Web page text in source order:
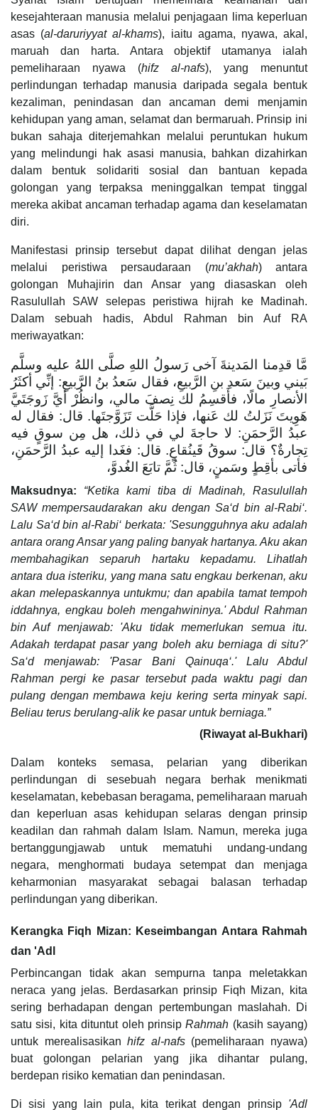
kesejahteraan manusia melalui penjagaan lima keperluan
asas (al-daruriyyat al-khams), iaitu agama, nyawa, akal,
maruah dan harta. Antara objektif utamanya ialah
pemeliharaan nyawa (hifz al-nafs), yang menuntut
perlindungan terhadap manusia daripada segala bentuk
kezaliman, penindasan dan ancaman demi menjamin
kehidupan yang aman, selamat dan bermaruah. Prinsip ini
bukan sahaja diterjemahkan melalui peruntukan hukum
yang melindungi hak asasi manusia, bahkan dizahirkan
dalam bentuk solidariti sosial dan bantuan kepada
golongan yang terpaksa meninggalkan tempat tinggal
mereka akibat ancaman terhadap agama dan keselamatan
diri.
Manifestasi prinsip tersebut dapat dilihat dengan jelas
melalui peristiwa persaudaraan (mu’akhah) antara
golongan Muhajirin dan Ansar yang diasaskan oleh
Rasulullah SAW selepas peristiwa hijrah ke Madinah.
Dalam sebuah hadis, Abdul Rahman bin Auf RA
meriwayatkan:
مَّا قدِمنا المَدينةَ آخى رَسولُ اللهِ صلَّى اللهُ عليه وسلَّم
بَيني وبينَ سَعدِ بنِ الرَّبيعِ، فقال سَعدُ بنُ الرَّبيعِ: إنِّي أكثَرُ
الأنصارِ مالًا، فأَقسِمُ لك نِصفَ مالي، وانظُرْ أيَّ زَوجَتَيَّ
هَوِيتَ نَزَلتُ لك عَنها، فإذا حَلَّت تَزَوَّجتَها. قال: فقال له
عبدُ الرَّحمَنِ: لا حاجةَ لي في ذلك، هل مِن سوقٍ فيه
تِجارةٌ؟ قال: سوقُ قَينُقاعٍ. قال: فغَدا إليه عبدُ الرَّحمَنِ،
فأتى بأقِطٍ وسَمنٍ، قال: ثُمَّ تابَعَ الغُدوَّ،
Maksudnya:
“Ketika kami tiba di Madinah, Rasulullah
SAW mempersaudarakan aku dengan Sa‘d bin al-Rabi‘.
Lalu Sa‘d bin al-Rabi‘ berkata: 'Sesungguhnya aku adalah
antara orang Ansar yang paling banyak hartanya. Aku akan
membahagikan separuh hartaku kepadamu. Lihatlah
antara dua isteriku, yang mana satu engkau berkenan, aku
akan melepaskannya untukmu; dan apabila tamat tempoh
iddahnya, engkau boleh mengahwininya.' Abdul Rahman
bin Auf menjawab: 'Aku tidak memerlukan semua itu.
Adakah terdapat pasar yang boleh aku berniaga di situ?'
Sa‘d menjawab: 'Pasar Bani Qainuqa‘.' Lalu Abdul
Rahman pergi ke pasar tersebut pada waktu pagi dan
pulang dengan membawa keju kering serta minyak sapi.
Beliau terus berulang-alik ke pasar untuk berniaga.”
(Riwayat al-Bukhari)
Dalam konteks semasa, pelarian yang diberikan
perlindungan di sesebuah negara berhak menikmati
keselamatan, kebebasan beragama, pemeliharaan maruah
dan keperluan asas kehidupan selaras dengan prinsip
keadilan dan rahmah dalam Islam. Namun, mereka juga
bertanggungjawab untuk mematuhi undang-undang
negara, menghormati budaya setempat dan menjaga
keharmonian masyarakat sebagai balasan terhadap
perlindungan yang diberikan.
Kerangka Fiqh Mizan: Keseimbangan Antara Rahmah
dan 'Adl
Perbincangan tidak akan sempurna tanpa meletakkan
neraca yang jelas. Berdasarkan prinsip Fiqh Mizan, kita
sering berhadapan dengan pertembungan maslahah. Di
satu sisi, kita dituntut oleh prinsipRahmah (kasih sayang)
untuk merealisasikanhifz al-nafs(pemeliharaan nyawa)
buat golongan pelarian yang jika dihantar pulang,
berdepan risiko kematian dan penindasan.
Di sisi yang lain pula, kita terikat dengan prinsip 'Adl